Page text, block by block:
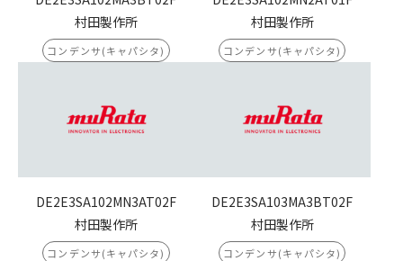
村田製作所
コンデンサ(キャパシタ)
村田製作所
コンデンサ(キャパシタ)
DE2E3SA102MN3AT02F
村田製作所
コンデンサ(キャパシタ)
DE2E3SA103MA3BT02F
村田製作所
コンデンサ(キャパシタ)